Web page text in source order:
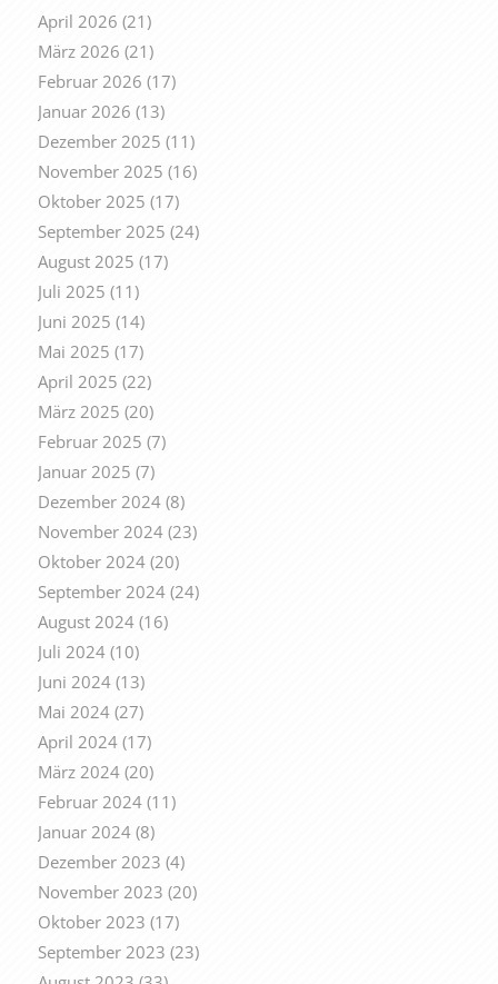
April 2026 (21)
März 2026 (21)
Februar 2026 (17)
Januar 2026 (13)
Dezember 2025 (11)
November 2025 (16)
Oktober 2025 (17)
September 2025 (24)
August 2025 (17)
Juli 2025 (11)
Juni 2025 (14)
Mai 2025 (17)
April 2025 (22)
März 2025 (20)
Februar 2025 (7)
Januar 2025 (7)
Dezember 2024(8)
November 2024(23)
Oktober 2024(20)
September 2024(24)
August 2024(16)
Juli 2024(10)
Juni 2024(13)
Mai 2024(27)
April 2024(17)
März 2024(20)
Februar 2024(11)
Januar 2024(8)
Dezember 2023 (4)
November 2023 (20)
Oktober 2023 (17)
September 2023 (23)